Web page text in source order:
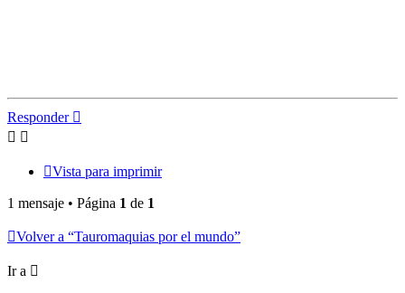
Responder
Vista para imprimir
1 mensaje • Página 1 de 1
Volver a “Tauromaquias por el mundo”
Ir a